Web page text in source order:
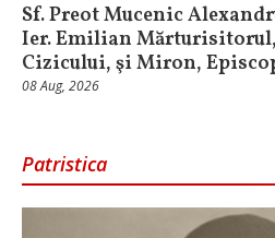
Sf. Preot Mucenic
Ier. Emilian
Cizicului, şi Miron,
08 Aug, 2026
Patristica